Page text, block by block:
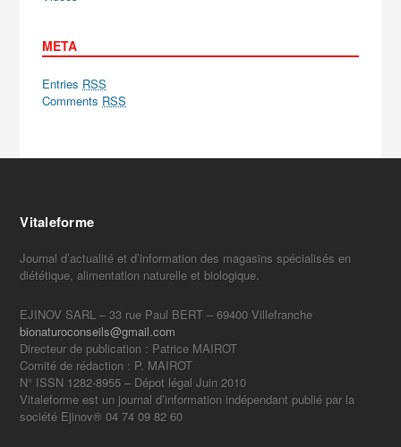
META
Entries RSS
Comments RSS
Vitaleforme
Journal d’actualité et d’information des magasins spécialisés en
diététique, alimentation naturelle et biologique.
EJINOV SARL – 33 rue Paul BERT – 69400 Villefranche
bionaturoconseils@gmail.com
Directeur de publication : Patrice MAIROT
Comité de rédaction : P. MAIROT
N° ISSN 1282-8955 – Dépot légal Juin 2010
Vitaleforme est un journal d’information indépendant publié par la
société Ejinov® 04 74 09 82 60